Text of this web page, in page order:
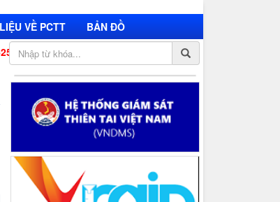
VỀ PCTT
BẢN ĐỒ
- BCH BĐ Biên phòng tỉnh: 0255 3820 469 - BCH Quân sự